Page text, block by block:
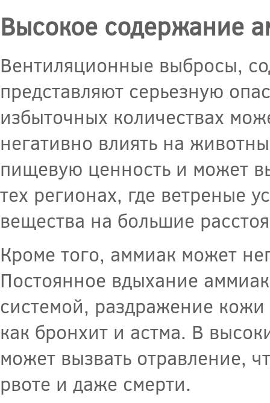
Высокое содержание
Вентиляционные выбросы,
представляют серьезную
избыточных количествах
негативно влиять на
пищевую ценность и может
тех регионах, где ветреные
вещества на большие
Кроме того, аммиак может
Постоянное вдыхание
системой, раздражение
как бронхит и астма. В
может вызвать отравление,
рвоте и даже смерти.